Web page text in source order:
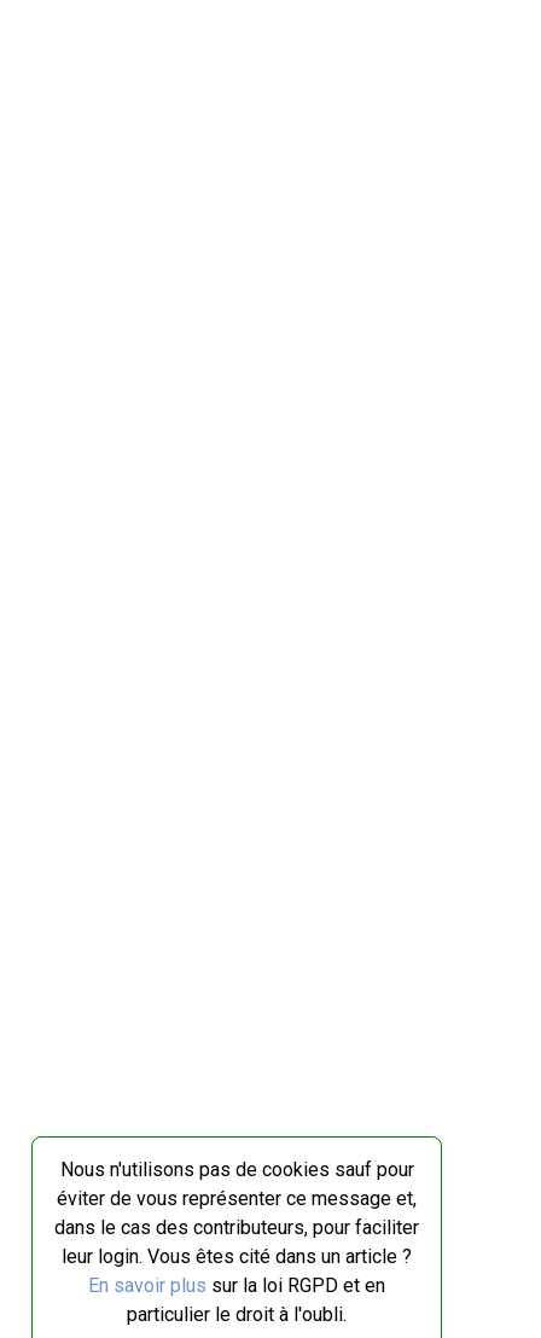
Nous n'utilisons pas de cookies sauf pour
éviter de vous représenter ce message et,
dans le cas des contributeurs, pour faciliter
leur login. Vous êtes cité dans un article ?
En savoir plus sur la loi RGPD et en
particulier le droit à l'oubli.